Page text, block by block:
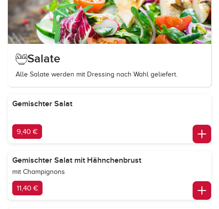
Salate
Alle Salate werden mit Dressing nach Wahl geliefert.
Gemischter Salat
9,40 €
Gemischter Salat mit Hähnchenbrust
mit Champignons
11,40 €